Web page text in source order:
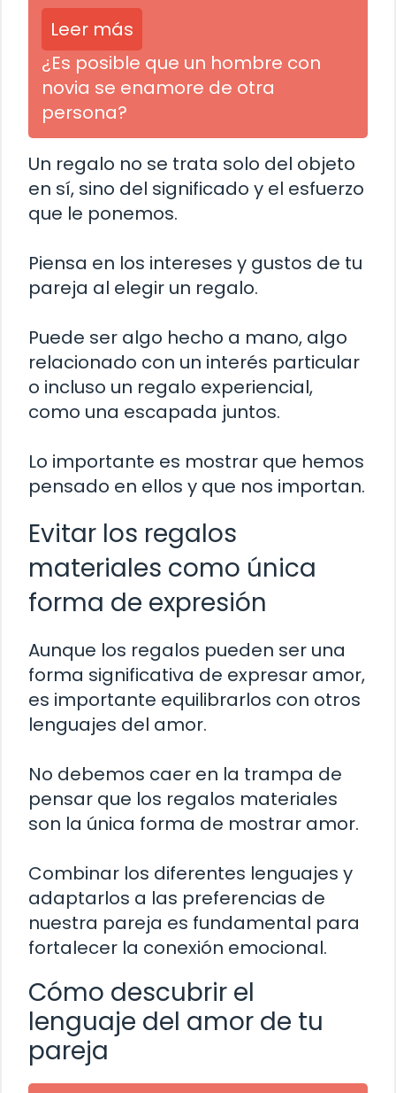
Leer más
¿Es posible que un hombre con
novia se enamore de otra
persona?
Un regalo no se trata solo del objeto
en sí, sino del significado y el esfuerzo
que le ponemos.
Piensa en los intereses y gustos de tu
pareja al elegir un regalo.
Puede ser algo hecho a mano, algo
relacionado con un interés particular
o incluso un regalo experiencial,
como una escapada juntos.
Lo importante es mostrar que hemos
pensado en ellos y que nos importan.
Evitar los regalos
materiales como única
forma de expresión
Aunque los regalos pueden ser una
forma significativa de expresar amor,
es importante equilibrarlos con otros
lenguajes del amor.
No debemos caer en la trampa de
pensar que los regalos materiales
son la única forma de mostrar amor.
Combinar los diferentes lenguajes y
adaptarlos a las preferencias de
nuestra pareja es fundamental para
fortalecer la conexión emocional.
Cómo descubrir el
lenguaje del amor de tu
pareja